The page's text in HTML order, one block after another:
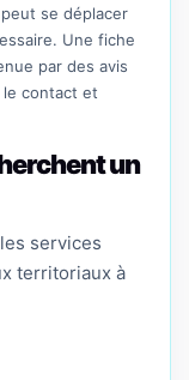
se déplacer
Une fiche
par des avis
le contact et
un
services
territoriaux à